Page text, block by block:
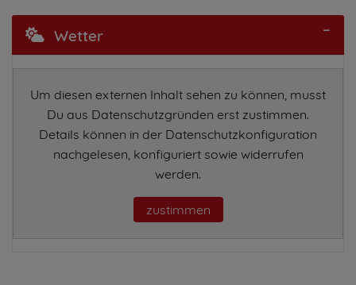
Wetter
Um diesen externen Inhalt sehen zu können, musst
Du aus Datenschutzgründen erst zustimmen.
Details können in der Datenschutzkonfiguration
nachgelesen, konfiguriert sowie widerrufen
werden.
zustimmen